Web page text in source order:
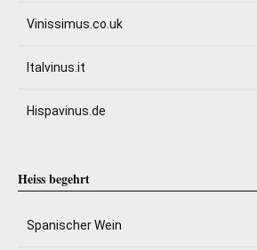
Vinissimus.co.uk
Italvinus.it
Hispavinus.de
Heiss begehrt
Spanischer Wein